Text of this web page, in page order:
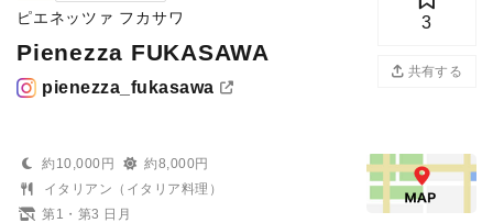
ピエネッツァ フカサワ
Pienezza FUKASAWA
pienezza_fukasawa
3
共有する
約10,000円
約8,000円
イタリアン（イタリア料理）
第1・第3 日月